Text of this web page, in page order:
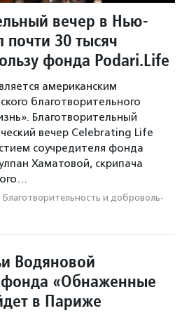
вечер в Нью-
почти 30 тысяч
фонда Podari.Life
американским
благотворительного
Благотворительный
вечер Celebrating Life
соучредителя фонда
Хаматовой, скрипача
Благотвори­тель­ность и доброволь­
Водяновой
«Обнаженные
в Париже